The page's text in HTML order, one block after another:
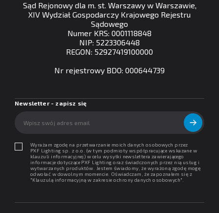
Sąd Rejonowy dla m. st. Warszawy w Warszawie,
XIV Wydział Gospodarczy Krajowego Rejestru
Sądowego
Numer KRS: 0001118848
NIP: 5223306448
REGON: 52927419100000
Nr rejestrowy BDO: 000644739
Newsletter - zapisz się
Wyrażam zgodę na przetwarzanie moich danych osobowych przez
PXF Lighting sp. z o.o. (w tym podmioty współpracujące wskazane w
klauzuli informacyjnej) w celu wysyłki newslettera zawierającego
informacje dotyczące PXF Lighting oraz świadczonych przez nią usług i
wytwarzanych produktów. Jestem świadomy, że wyrażoną zgodę mogę
odwołać w dowolnym momencie. Oświadczam, że zapoznałem się z
"Klauzulą informacyjną w zakresie ochrony danych osobowych".